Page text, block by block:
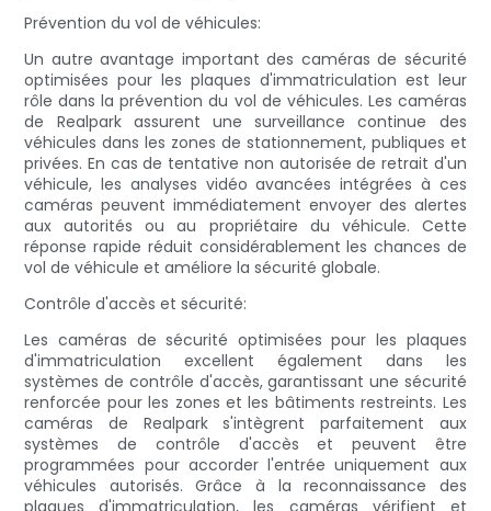
Prévention du vol de véhicules:
Un autre avantage important des caméras de sécurité
optimisées pour les plaques d'immatriculation est leur
rôle dans la prévention du vol de véhicules. Les caméras
de Realpark assurent une surveillance continue des
véhicules dans les zones de stationnement, publiques et
privées. En cas de tentative non autorisée de retrait d'un
véhicule, les analyses vidéo avancées intégrées à ces
caméras peuvent immédiatement envoyer des alertes
aux autorités ou au propriétaire du véhicule. Cette
réponse rapide réduit considérablement les chances de
vol de véhicule et améliore la sécurité globale.
Contrôle d'accès et sécurité:
Les caméras de sécurité optimisées pour les plaques
d'immatriculation excellent également dans les
systèmes de contrôle d'accès, garantissant une sécurité
renforcée pour les zones et les bâtiments restreints. Les
caméras de Realpark s'intègrent parfaitement aux
systèmes de contrôle d'accès et peuvent être
programmées pour accorder l'entrée uniquement aux
véhicules autorisés. Grâce à la reconnaissance des